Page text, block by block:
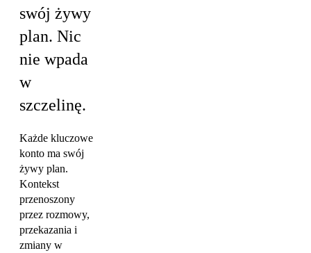
swój żywy
plan. Nic
nie wpada
w
szczelinę.
Każde kluczowe
konto ma swój
żywy plan.
Kontekst
przenoszony
przez rozmowy,
przekazania i
zmiany w